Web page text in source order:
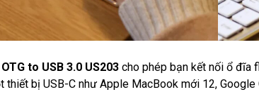
to USB 3.0 US203 cho phép bạn kết nối ổ đĩa
thiết bị USB-C như Apple MacBook mới 12, Google